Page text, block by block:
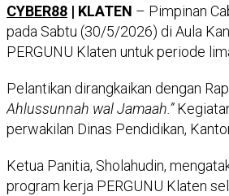
CYBER88 | KLATEN – Pimpinan
pada Sabtu (30/5/2026) di Aula
PERGUNU Klaten untuk periode
Pelantikan dirangkaikan dengan
Ahlussunnah wal Jamaah.”
perwakilan Dinas Pendidikan,
Ketua Panitia, Sholahudin,
program kerja PERGUNU Klaten